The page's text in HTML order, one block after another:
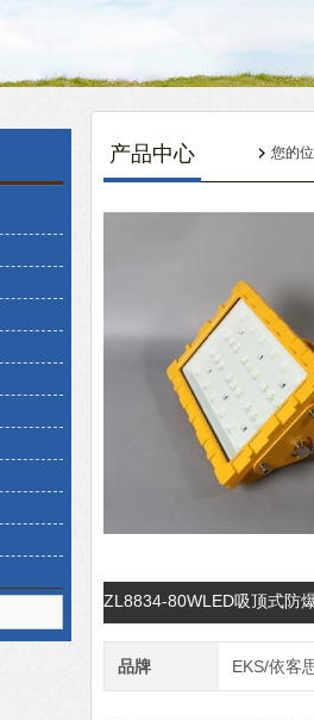
产品中心 您的
ZL8834-80WLED吸顶式防
品牌 EKS/依客